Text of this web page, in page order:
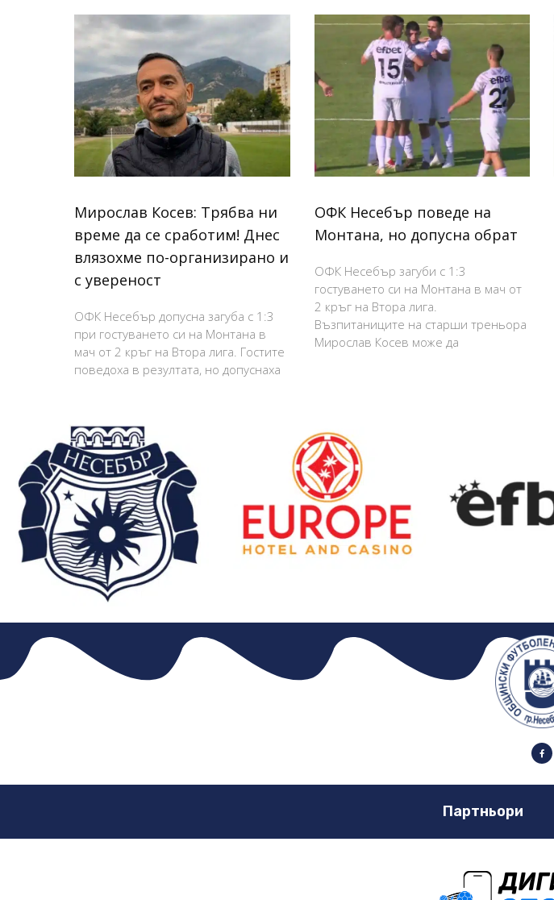
Мирослав Косев: Трябва ни
време да се сработим! Днес
влязохме по-организирано и
с увереност
ОФК Несебър допусна загуба с 1:3
при гостуването си на Монтана в
мач от 2 кръг на Втора лига. Гостите
поведоха в резултата, но допуснаха
ОФК Несебър поведе на
Монтана, но допусна обрат
ОФК Несебър загуби с 1:3
гостуването си на Монтана в мач от
2 кръг на Втора лига.
Възпитаниците на старши треньора
Мирослав Косев може да
Партньори